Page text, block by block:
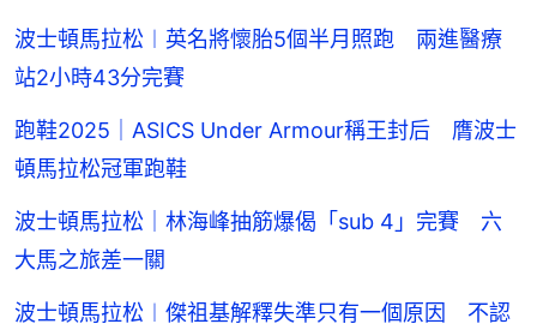
波士頓馬拉松︱英名將懷胎5個半月照跑 兩進醫療
站2小時43分完賽
跑鞋2025｜ASICS Under Armour稱王封后 膺波士
頓馬拉松冠軍跑鞋
波士頓馬拉松｜林海峰抽筋爆偈「sub 4」完賽 六
大馬之旅差一關
波士頓馬拉松︱傑祖基解釋失準只有一個原因 不認